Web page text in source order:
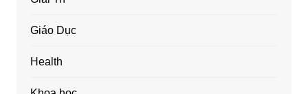
Giáo Dục
Health